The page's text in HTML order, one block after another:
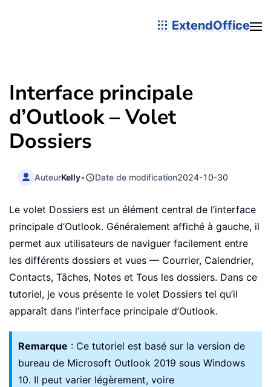
ExtendOffice
Interface principale
d’Outlook – Volet
Dossiers
AuteurKelly• Date de modification2024-10-30
Le volet Dossiers est un élément central de l’interface
principale d’Outlook. Généralement affiché à gauche, il
permet aux utilisateurs de naviguer facilement entre
les différents dossiers et vues — Courrier, Calendrier,
Contacts, Tâches, Notes et Tous les dossiers. Dans ce
tutoriel, je vous présente le volet Dossiers tel qu’il
apparaît dans l’interface principale d’Outlook.
Remarque : Ce tutoriel est basé sur la version de
bureau de Microsoft Outlook 2019 sous Windows
10. Il peut varier légèrement, voire